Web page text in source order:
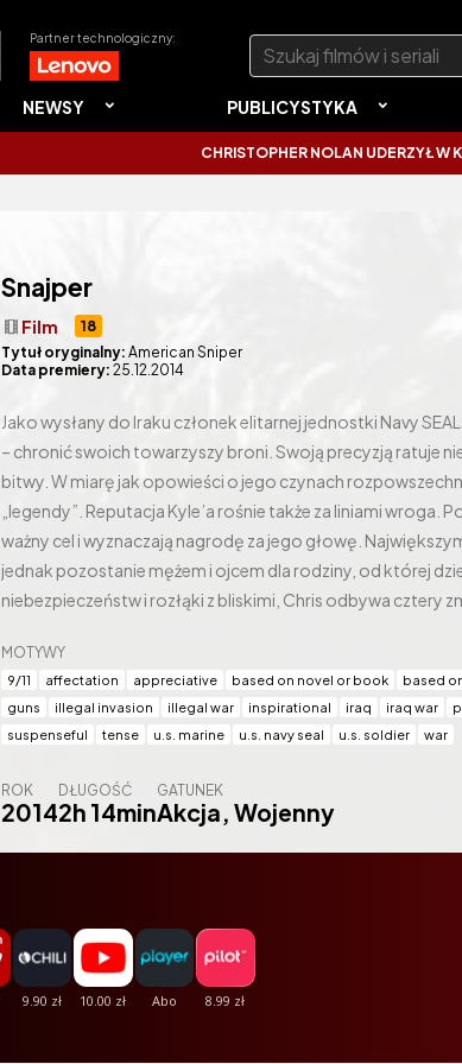
Partner technologiczny: Szukaj:
NEWSY PUBLICYSTYKA
CHRISTOPHER NOLAN UDERZYŁ W KRYTYKÓW
Snajper
18
theaters Film
Tytuł oryginalny: American Sniper
Data premiery: 25.12.2014
Jako wysłany do Iraku członek elitarnej jednostki Navy
– chronić swoich towarzyszy broni. Swoją precyzją ratuje
bitwy. W miarę jak opowieści o jego czynach
„legendy”. Reputacja Kyle’a rośnie także za liniami wroga.
ważny cel i wyznaczają nagrodę za jego głowę.
jednak pozostanie mężem i ojcem dla rodziny, od której
niebezpieczeństw i rozłąki z bliskimi, Chris odbywa cztery
dystrybutora Blu-ray]
MOTYWY
9/11 affectation appreciative based on novel or book based
guns
illegal invasion illegal war inspirational iraq iraq war
suspenseful
tense u.s. marine u.s. navy seal u.s. soldier war
ROK
2014
DŁUGOŚĆ
2h 14min
GATUNEK
Akcja, Wojenny